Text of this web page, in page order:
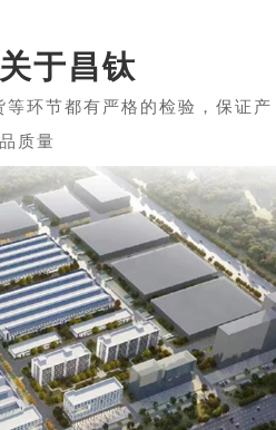
关于昌钛